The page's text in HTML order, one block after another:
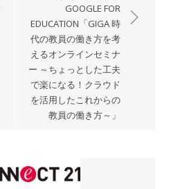
GOOGLE FOR
EDUCATION「GIGA 時
代の教員の働き方を考
えるオンラインセミナ
ー ～ちょっとした工夫
で楽になる！クラウド
を活用したこれからの
教員の働き方～」